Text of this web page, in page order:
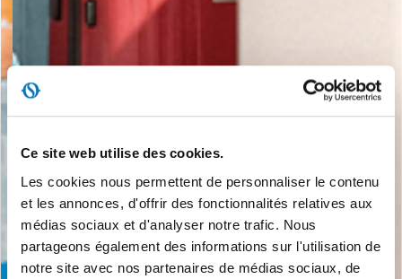
Ce site web utilise des cookies.
Les cookies nous permettent de personnaliser le contenu
et les annonces, d'offrir des fonctionnalités relatives aux
médias sociaux et d'analyser notre trafic. Nous
partageons également des informations sur l'utilisation de
notre site avec nos partenaires de médias sociaux, de